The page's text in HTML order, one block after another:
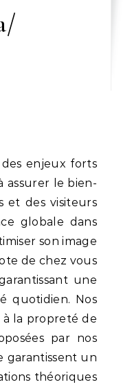
enjeux forts
assurer le bien-
et des visiteurs
globale dans
son image
de chez vous
une
quotidien. Nos
à la propreté de
par nos
garantissent un
théoriques